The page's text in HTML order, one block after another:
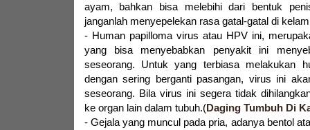
ayam, bahkan bisa melebihi dari bentuk
janganlah menyepelekan rasa gatal-gatal di
- Human papilloma virus atau HPV ini,
yang bisa menyebabkan penyakit ini
seseorang. Untuk yang terbiasa melakukan
dengan sering berganti pasangan, virus ini
seseorang. Bila virus ini segera tidak
ke organ lain dalam tubuh.(Daging Tumbuh Di
- Gejala yang muncul pada pria, adanya bentol